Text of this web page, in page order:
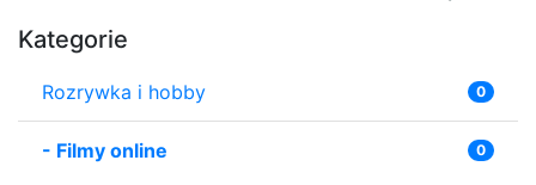
Kategorie
Rozrywka i hobby 0
- Filmy online 0